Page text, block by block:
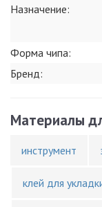
Назначение:
Форма чипа:
Бренд:
Материалы
инструмент
клей для